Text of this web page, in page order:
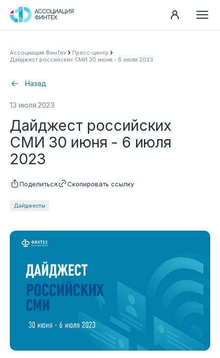
Ассоциация
Пресс-центр
Карьера
Контакты
Документы
Ассоциация ФинТех
Пресс-центр
Дайджест российских СМИ 30 июня - 6 июля 2023
Назад
13 июля 2023
Дайджесты
Дайджест российских
СМИ 30 июня - 6 июля
2023
Поделиться Скопировать ссылку